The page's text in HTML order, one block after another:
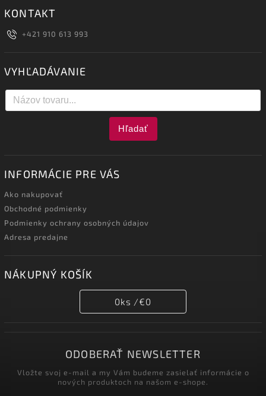
KONTAKT
+421 910 613 993
VYHĽADÁVANIE
Hľadať
INFORMÁCIE PRE VÁS
Ako nakupovať
Obchodné podmienky
Podmienky ochrany osobných údajov
Adresa predajne
NÁKUPNÝ KOŠÍK
0ks /€0
ODOBERAŤ NEWSLETTER
Vložte svoj e-mail a my Vám budeme zasielať informácie o
nových produktoch na našom e-shope.